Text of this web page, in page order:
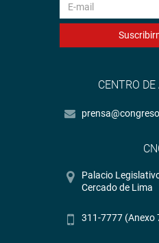
CENTRO
Palacio
Cercado de Lima
311-7777 (Anexo